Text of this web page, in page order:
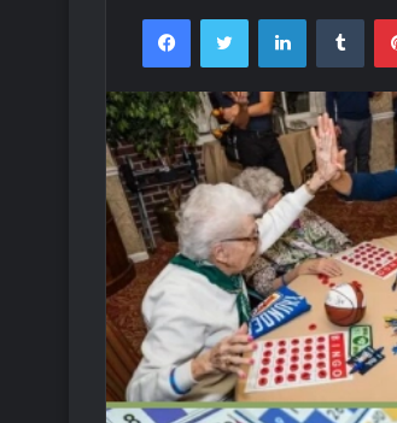
FacebookTwitter LinkedIn